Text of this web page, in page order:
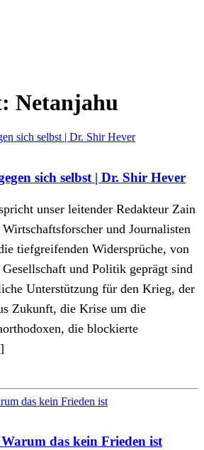
Netanjahu
sich selbst | Dr. Shir Hever
unser leitender Redakteur Zain
und Journalisten
tiefgreifenden Widersprüche, von
und Politik geprägt sind
Unterstützung für den Krieg, der
Zukunft, die Krise um die
die blockierte
das kein Frieden ist